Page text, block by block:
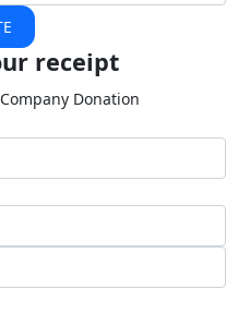
receipt
Donation